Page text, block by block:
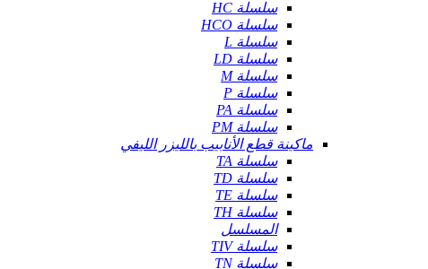
سلسلة HC
سلسلة HCO
سلسلة L
سلسلة LD
سلسلة M
سلسلة P
سلسلة PA
سلسلة PM
ماكينة قطع الأنابيب بالليزر الليفي
سلسلة TA
سلسلة TD
سلسلة TE
سلسلة TH
المسلسل
سلسلة TIV
سلسلة TN